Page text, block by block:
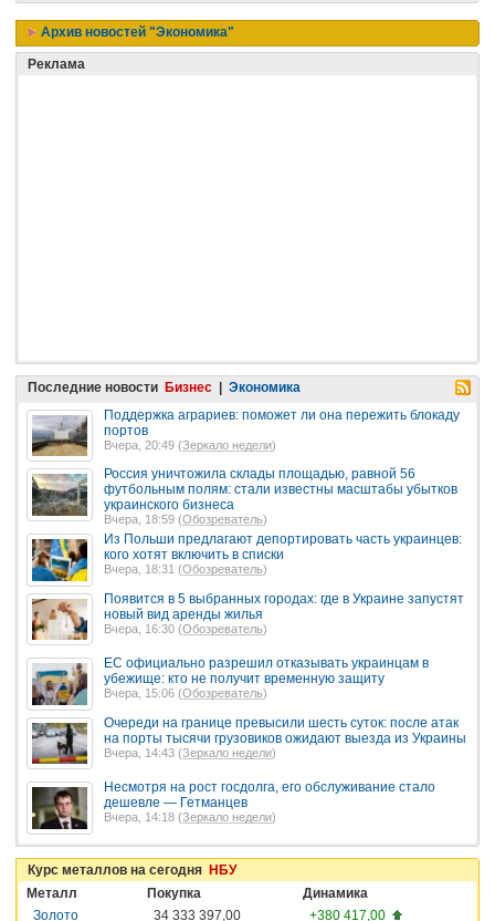
Архив новостей "Экономика"
Реклама
Последние новости Бизнес | Экономика
Поддержка аграриев: поможет ли она пережить блокаду
портов
Вчера, 20:49 (Зеркало недели)
Россия уничтожила склады площадью, равной 56
футбольным полям: стали известны масштабы убытков
украинского бизнеса
Вчера, 18:59 (Обозреватель)
Из Польши предлагают депортировать часть украинцев:
кого хотят включить в списки
Вчера, 18:31 (Обозреватель)
Появится в 5 выбранных городах: где в Украине запустят
новый вид аренды жилья
Вчера, 16:30 (Обозреватель)
ЕС официально разрешил отказывать украинцам в
убежище: кто не получит временную защиту
Вчера, 15:06 (Обозреватель)
Очереди на границе превысили шесть суток: после атак
на порты тысячи грузовиков ожидают выезда из Украины
Вчера, 14:43 (Зеркало недели)
Несмотря на рост госдолга, его обслуживание стало
дешевле — Гетманцев
Вчера, 14:18 (Зеркало недели)
Курс металлов на сегодня НБУ
Металл
Покупка
Динамика
Золото
34 333 397,00 +380 417,00